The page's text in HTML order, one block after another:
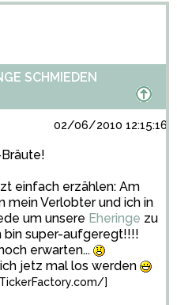
SCHMIEDEN
02/06/2010 12:15:16
einfach erzählen: Am
mein Verlobter und ich in
um unsere Eheringe zu
bin super-aufgeregt!!!!
erwarten...
jetz mal los werden
]